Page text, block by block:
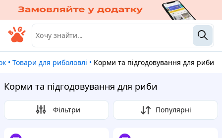
• Товари для риболовлі • Корми та підгодовування для риби
Корми та підгодовування для риби
Фільтри Популярні